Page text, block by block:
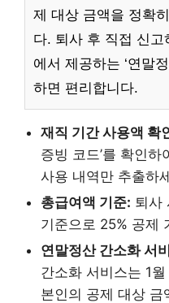
제 대상 금액을 정확
다. 퇴사 후 직접 신
에서 제공하는 ‘연말
하면 편리합니다.
재직 기간 사용액 확
증빙 코드’를 확인
사용 내역만 추출하
총급여액 기준: 퇴사
기준으로 25% 공제
연말정산 간소화 서
간소화 서비스는 1
본인의 공제 대상 금